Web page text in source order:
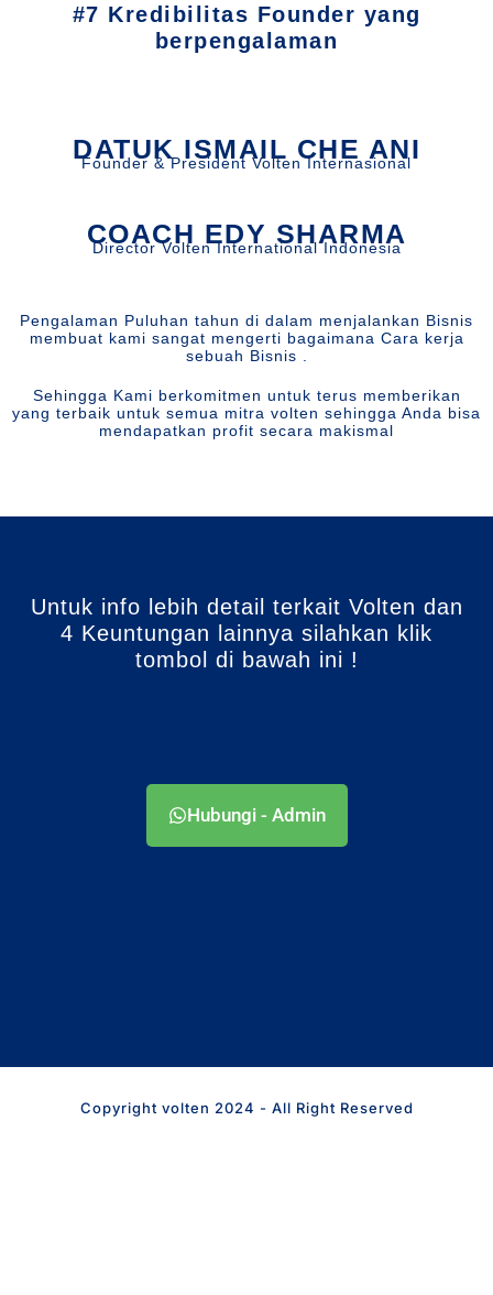
#7 Kredibilitas Founder yang
berpengalaman
DATUK ISMAIL CHE ANI
Founder & President Volten Internasional
COACH EDY SHARMA
Director Volten International Indonesia
Pengalaman Puluhan tahun di dalam menjalankan Bisnis
membuat kami sangat mengerti bagaimana Cara kerja
sebuah Bisnis .
Sehingga Kami berkomitmen untuk terus memberikan
yang terbaik untuk semua mitra volten sehingga Anda bisa
mendapatkan profit secara makismal
Untuk info lebih detail terkait Volten dan
4 Keuntungan lainnya silahkan klik
tombol di bawah ini !
Hubungi - Admin
Copyright volten 2024 - All Right Reserved